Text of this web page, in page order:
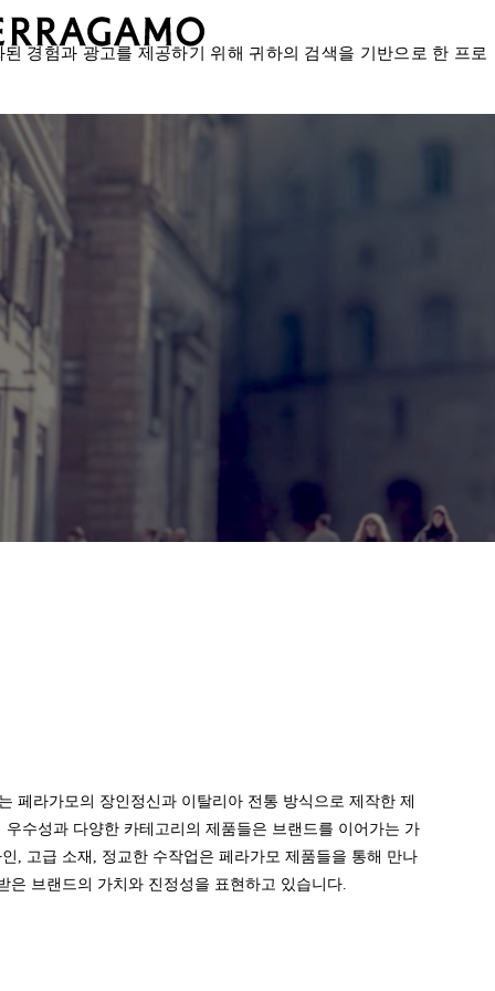
페라가모의 장인정신과 이탈리아 전통 방식으로 제작한 제
수성과 다양한 카테고리의 제품들은 브랜드를 이어가는 가
, 고급 소재, 정교한 수작업은 페라가모 제품들을 통해 만나
은 브랜드의 가치와 진정성을 표현하고 있습니다.
경험과 광고를 제공하기 위해 귀하의 검색을 기반으로 한 프로